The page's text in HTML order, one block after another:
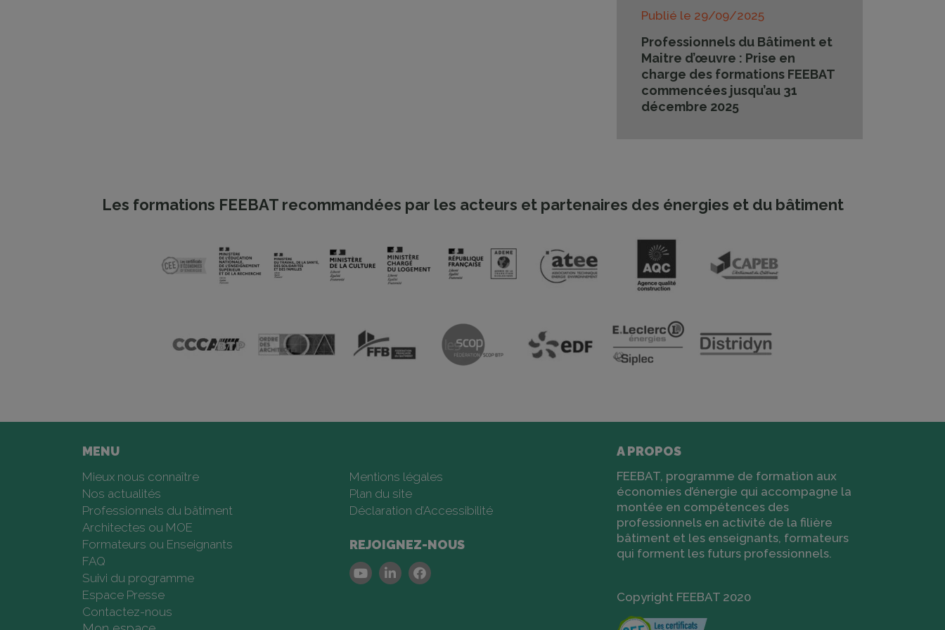
Publié le 29/09/2025
Professionnels du Bâtiment et
Maitre d’œuvre : Prise en
charge des formations FEEBAT
commencées jusqu’au 31
décembre 2025
Les formations FEEBAT recommandées par les acteurs et partenaires des énergies et du bâtiment
MENU
Mieux nous connaître
Nos actualités
Professionnels du bâtiment
Architectes ou MOE
Formateurs ou Enseignants
FAQ
Suivi du programme
Espace Presse
Contactez-nous
Mentions légales
Plan du site
Déclaration d’Accessibilité
REJOIGNEZ-NOUS
YoutubeLinkedinFacebook
A PROPOS
FEEBAT, programme de formation aux
économies d’énergie qui accompagne la
montée en compétences des
professionnels en activité de la filière
bâtiment et les enseignants, formateurs
qui forment les futurs professionnels.
Copyright FEEBAT 2020